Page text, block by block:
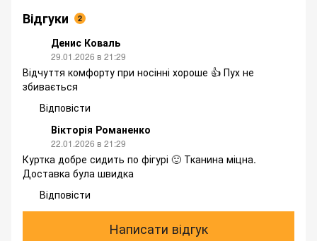
Відгуки 2
Денис Коваль
29.01.2026 в 21:29
Відчуття комфорту при носінні хороше 👍 Пух не
збивається
Відповісти
Вікторія Романенко
22.01.2026 в 21:29
Куртка добре сидить по фігурі 🙂 Тканина міцна.
Доставка була швидка
Відповісти
Написати відгук